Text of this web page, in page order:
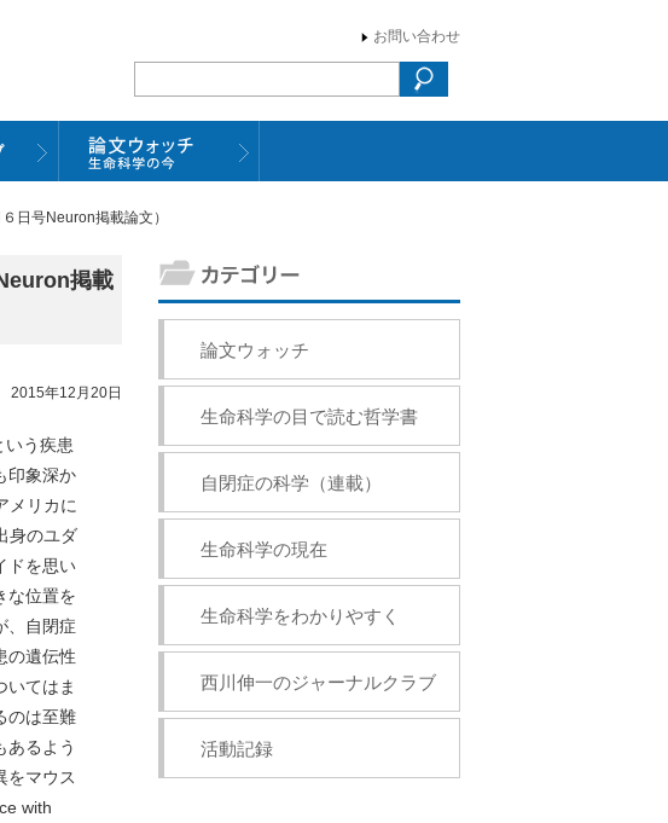
お問い合わせ
日号Neuron掲載論文）
掲載
2015年12月20日
いう疾患
印象深か
メリカに
身のユダ
ドを思い
な位置を
、自閉症
の遺伝性
いてはま
のは至難
あるよう
をマウス
with
論文ウォッチ
生命科学の目で読む哲学書
自閉症の科学（連載）
生命科学の現在
生命科学をわかりやすく
西川伸一のジャーナルクラブ
活動記録